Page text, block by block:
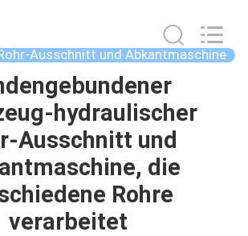
Ausschnitt und Abkantmaschine
hydraulischer
Ausschnitt und
die
Rohre
verarbeitet